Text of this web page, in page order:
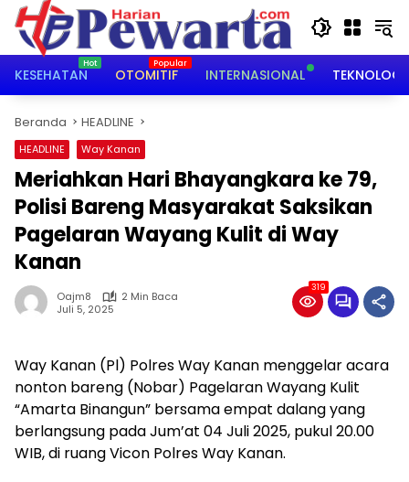
Langsung
konten
KESEHATAN
OTOMITIF INTERNASIONAL TEKNOLOGI
Beranda HEADLINE
HEADLINE Way Kanan
Meriahkan Hari Bhayangkara ke 79,
Polisi Bareng Masyarakat Saksikan
Pagelaran Wayang Kulit di Way
Kanan
Oajm8
2 Min Baca
Juli 5, 2025
319
Way Kanan (Pl) Polres Way Kanan menggelar acara
nonton bareng (Nobar) Pagelaran Wayang Kulit
“Amarta Binangun” bersama empat dalang yang
berlangsung pada Jum’at 04 Juli 2025, pukul 20.00
WIB, di ruang Vicon Polres Way Kanan.